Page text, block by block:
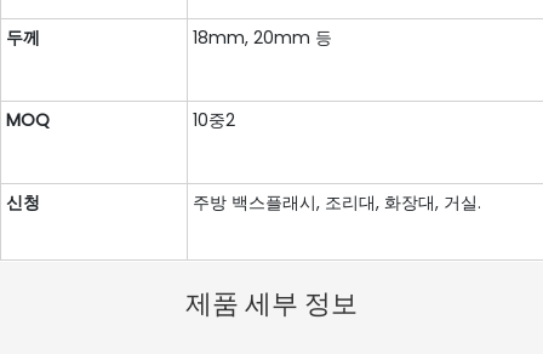
두께 18mm, 20mm 등
MOQ 10중2
신청 주방 백스플래시, 조리대, 화장대, 거실.
제품 세부 정보